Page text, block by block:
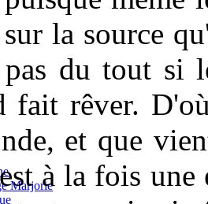
Marjorie
la source
pas du tout si
fait rêver.
et que
à la fois une